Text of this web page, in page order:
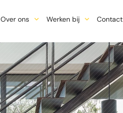
Over ons Werken bij Contact